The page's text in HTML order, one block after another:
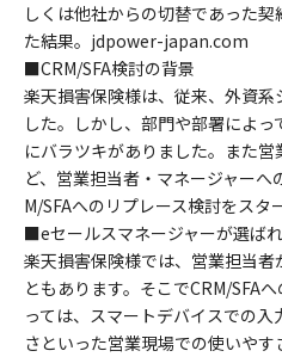
しくは他社からの切替であった
た結果。jdpower-japan.com
■CRM/SFA検討の背景
楽天損害保険様は、従来、外資
した。しかし、部門や部署によ
にバラツキがありました。また
ど、営業担当者・マネージャー
M/SFAへのリプレース検討をスタ
■eセールスマネージャーが選ば
楽天損害保険様では、営業担当
ともあります。そこでCRM/SFA
っては、スマートデバイスでの
さといった営業現場での使いやす